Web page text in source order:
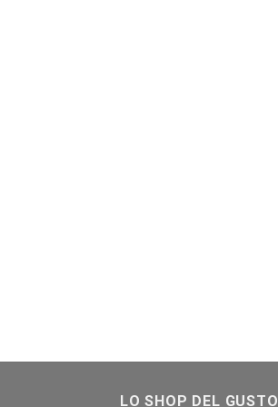
LO SHOP DEL GUSTO